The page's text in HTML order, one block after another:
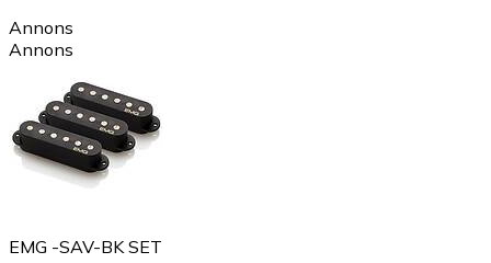
Annons
Annons
EMG -SAV-BK SET